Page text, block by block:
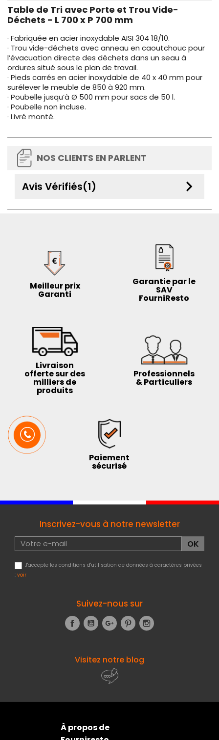
Table de Tri avec Porte et Trou Vide-
Déchets - L 700 x P 700 mm
· Fabriquée en acier inoxydable AISI 304 18/10.
· Trou vide-déchets avec anneau en caoutchouc pour
l’évacuation directe des déchets dans un seau à
ordures situé sous le plan de travail.
· Pieds carrés en acier inoxydable de 40 x 40 mm pour
surélever le meuble de 850 à 920 mm.
· Poubelle jusqu’à Ø 500 mm pour sacs de 50 l.
· Poubelle non incluse.
· Livré monté.
NOS CLIENTS EN PARLENT
Avis Vérifiés(1) keyboard_arrow_down
Meilleur prix
Garanti
Garantie par le
SAV
FourniResto
Livraison
offerte sur des
milliers de
produits
Professionnels
& Particuliers
Paiement
sécurisé
Inscrivez-vous à notre newsletter
J'accepte les conditions d'utilisation de données à caractères privées
: voir
Suivez-nous sur
FacebookYouTubeGoogle+Pinterest
Visitez notre blog
À propos de